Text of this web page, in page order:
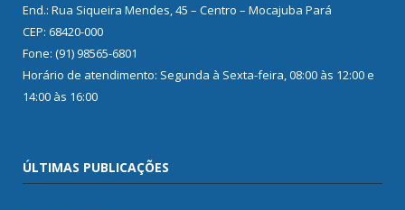
End.: Rua Siqueira Mendes, 45 – Centro – Mocajuba Pará
CEP: 68420-000
Fone: (91) 98565-6801
Horário de atendimento: Segunda à Sexta-feira, 08:00 às 12:00 e
14:00 às 16:00
ÚLTIMAS PUBLICAÇÕES